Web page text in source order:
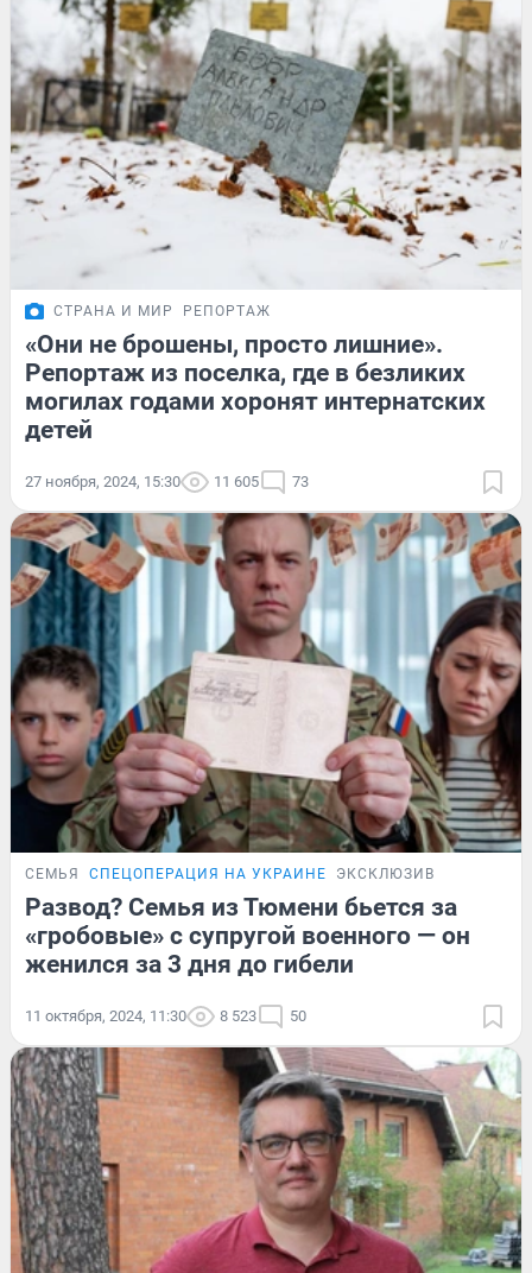
СТРАНА И МИР РЕПОРТАЖ
«Они не брошены, просто лишние».
Репортаж из поселка, где в безликих
могилах годами хоронят интернатских
детей
27 ноября, 2024, 15:30 11 605 73
СЕМЬЯ СПЕЦОПЕРАЦИЯ НА УКРАИНЕ ЭКСКЛЮЗИВ
Развод? Семья из Тюмени бьется за
«гробовые» с супругой военного — он
женился за 3 дня до гибели
11 октября, 2024, 11:30 8 523 50